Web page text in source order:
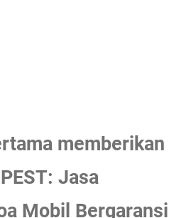
memberikan
Jasa
Mobil Bergaransi